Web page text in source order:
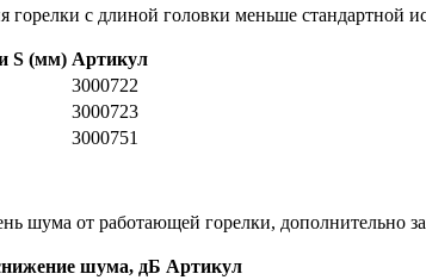
горелки с длиной головки меньше стандартной
S (мм) Артикул
3000722
3000723
3000751
шума от работающей горелки, дополнительно
шума, дБ Артикул